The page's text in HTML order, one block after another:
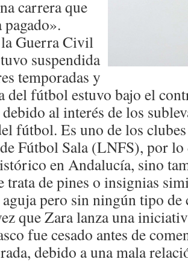
carrera que
pagado».
Guerra Civil
suspendida
temporadas y
del fútbol estuvo bajo el
al interés de los
fútbol. Es uno de los
Fútbol Sala (LNFS), por lo
en Andalucía, sino
trata de pines o insignias
aguja pero sin ningún tipo de
que Zara lanza una
fue cesado antes de
debido a una mala